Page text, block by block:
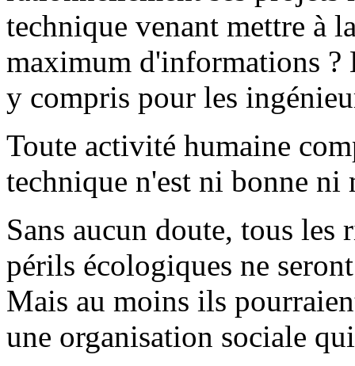
technique venant mettre à
maximum d'informations ?
y compris pour les
Toute activité humaine
technique n'est ni bonne ni
Sans aucun doute, tous les
périls écologiques ne
Mais au moins ils
une organisation sociale